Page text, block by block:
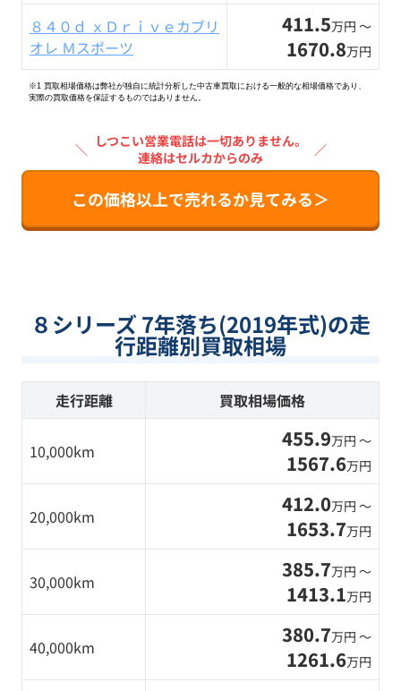
８４０ｄ ｘＤｒｉｖｅカブリ
オレ Ｍスポーツ
411.5万円 〜
1670.8万円
※1 買取相場価格は弊社が独自に統計分析した中古車買取における一般的な相場価格であり、
実際の買取価格を保証するものではありません。
＼ しつこい営業電話は一切ありません。
連絡はセルカからのみ
／
この価格以上で売れるか見てみる＞
８シリーズ 7年落ち(2019年式)の走
行距離別買取相場
走行距離 買取相場価格
10,000km 455.9万円 〜
1567.6万円
20,000km 412.0万円 〜
1653.7万円
30,000km 385.7万円 〜
1413.1万円
40,000km 380.7万円 〜
1261.6万円